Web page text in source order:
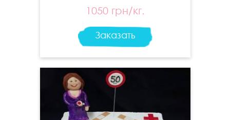
1050 грн/кг.
Заказать